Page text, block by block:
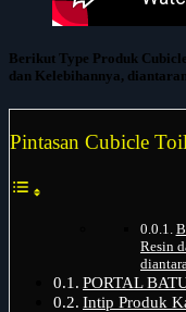
Berikut Type Produk
dan Kelebihannya,
Pintasan Cubicle
Resin
PORTAL
Intip Produk